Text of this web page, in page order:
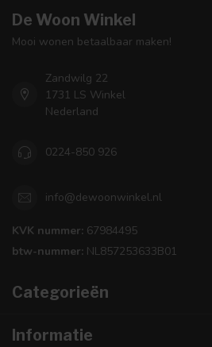
De Woon Winkel
Mooi wonen betaalbaar maken!
Zandwilg 22
1731 LS Winkel
Nederland
0224-850 926
info@dewoonwinkel.nl
KVK nummer: 67984495
btw-nummer: NL857253633B01
Categorieën
Informatie